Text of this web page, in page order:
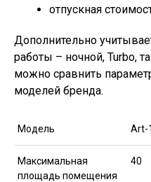
отпускная
Дополнительно
работы – ночной, Turbo,
можно сравнить
моделей бренда.
Модель Art-
Максимальная
площадь помещения
40